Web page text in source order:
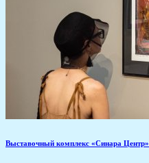
Выставочный комплекс «Синара Центр»